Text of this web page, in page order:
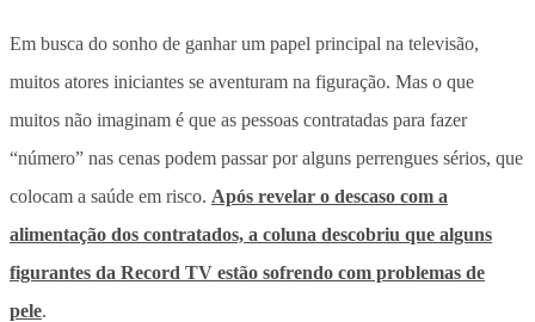
Em busca do sonho de ganhar um papel principal na televisão,
muitos atores iniciantes se aventuram na figuração. Mas o que
muitos não imaginam é que as pessoas contratadas para fazer
“número” nas cenas podem passar por alguns perrengues sérios, que
colocam a saúde em risco. Após revelar o descaso com a
alimentação dos contratados, a coluna descobriu que alguns
figurantes da Record TV estão sofrendo com problemas de
pele.